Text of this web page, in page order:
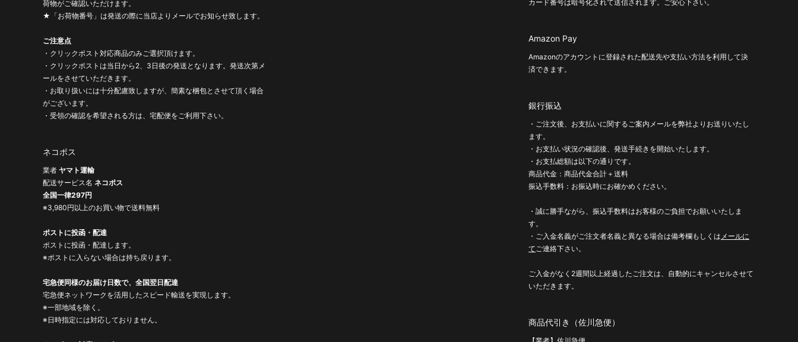
荷物がご確認いただけます。
★「お荷物番号」は発送の際に当店よりメールでお知らせ致します。
ご注意点
・クリックポスト対応商品のみご選択頂けます。
・クリックポストは当日から2、3日後の発送となります。発送次第メ
ールをさせていただきます。
・お取り扱いには十分配慮致しますが、簡素な梱包とさせて頂く場合
がございます。
・受領の確認を希望される方は、宅配便をご利用下さい。
ネコポス
業者 ヤマト運輸
配送サービス名 ネコポス
全国一律297円
※3,980円以上のお買い物で送料無料
ポストに投函・配達
ポストに投函・配達します。
※ポストに入らない場合は持ち戻ります。
宅急便同様のお届け日数で、全国翌日配達
宅急便ネットワークを活用したスピード輸送を実現します。
※一部地域を除く。
※日時指定には対応しておりません。
カード番号は暗号化されて送信されます。ご安心下さい。
Amazon Pay
Amazonのアカウントに登録された配送先や支払い方法を利用して決
済できます。
銀行振込
・ご注文後、お支払いに関するご案内メールを弊社よりお送りいたし
ます。
・お支払い状況の確認後、発送手続きを開始いたします。
・お支払総額は以下の通りです。
商品代金：商品代金合計＋送料
振込手数料：お振込時にお確かめください。
・誠に勝手ながら、振込手数料はお客様のご負担でお願いいたしま
す。
・ご入金名義がご注文者名義と異なる場合は備考欄もしくは メールに
て ご連絡下さい。
ご入金がなく2週間以上経過したご注文は、自動的にキャンセルさせて
いただきます。
商品代引き（佐川急便）